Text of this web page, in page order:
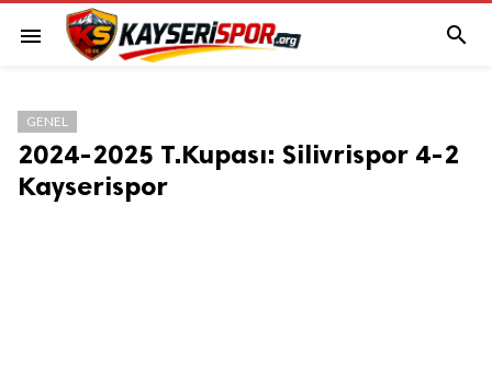
menu 
GENEL
2024-2025 T.Kupası: Silivrispor 4-2
Kayserispor